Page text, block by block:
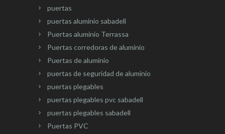
puertas
puertas aluminio sabadell
Puertas aluminio Terrassa
Puertas corredoras de aluminio
Puertas de aluminio
puertas de seguridad de aluminio
puertas plegables
puertas plegables pvc sabadell
puertas plegables sabadell
Puertas PVC